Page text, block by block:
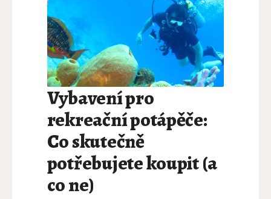
Vybavení pro
rekreační potápěče:
Co skutečně
potřebujete koupit (a
co ne)